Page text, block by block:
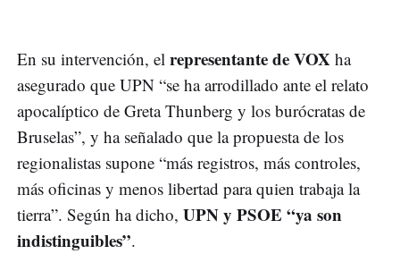
En su intervención, el representante de VOX ha
asegurado que UPN “se ha arrodillado ante el relato
apocalíptico de Greta Thunberg y los burócratas de
Bruselas”, y ha señalado que la propuesta de los
regionalistas supone “más registros, más controles,
más oficinas y menos libertad para quien trabaja la
tierra”. Según ha dicho, UPN y PSOE “ya son
indistinguibles”.